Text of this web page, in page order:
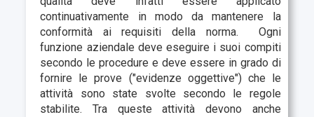
continuativamente in modo da mantenere la
conformità ai requisiti della norma. Ogni
funzione aziendale deve eseguire i suoi compiti
secondo le procedure e deve essere in grado di
fornire le prove ("evidenze oggettive") che le
attività sono state svolte secondo le regole
stabilite. Tra queste attività devono anche